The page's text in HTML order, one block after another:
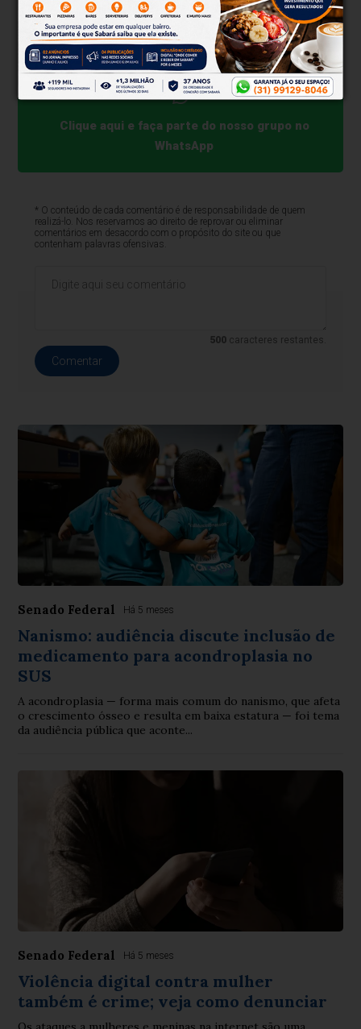
para dois a 12 anos de prisão.
Com informações da Agência Câmara
Clique aqui e faça parte do nosso grupo no
WhatsApp
* O conteúdo de cada comentário é de responsabilidade de quem
realizá-lo. Nos reservamos ao direito de reprovar ou eliminar
comentários em desacordo com o propósito do site ou que
contenham palavras ofensivas.
500 caracteres restantes.
Comentar
Senado Federal Há 5 meses
Nanismo: audiência discute inclusão de
medicamento para acondroplasia no
SUS
A acondroplasia — forma mais comum do nanismo, que afeta
o crescimento ósseo e resulta em baixa estatura — foi tema
da audiência pública que aconte...
Senado Federal Há 5 meses
Violência digital contra mulher
também é crime; veja como denunciar